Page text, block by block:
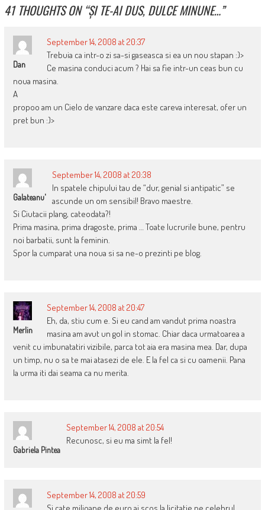
41 THOUGHTS ON “ȘI TE-AI DUS, DULCE MINUNE…”
Dan
September 14, 2008 at 20:37
Trebuia ca intr-o zi sa-si gaseasca si ea un nou stapan :)>
Ce masina conduci acum ? Hai sa fie intr-un ceas bun cu
noua masina.
A
propoo am un Cielo de vanzare daca este careva interesat, ofer un
pret bun :)>
Galateanu'
September 14, 2008 at 20:38
In spatele chipului tau de “dur, genial si antipatic” se
ascunde un om sensibil! Bravo maestre.
Si Ciutacii plang, cateodata?!
Prima masina, prima dragoste, prima … Toate lucrurile bune, pentru
noi barbatii, sunt la feminin.
Spor la cumparat una noua si sa ne-o prezinti pe blog.
Merlin
September 14, 2008 at 20:47
Eh, da, stiu cum e. Si eu cand am vandut prima noastra
masina am avut un gol in stomac. Chiar daca urmatoarea a
venit cu imbunatatiri vizibile, parca tot aia era masina mea. Dar, dupa
un timp, nu o sa te mai atasezi de ele. E la fel ca si cu oamenii. Pana
la urma iti dai seama ca nu merita.
Gabriela Pintea
September 14, 2008 at 20:54
Recunosc, si eu ma simt la fel!
September 14, 2008 at 20:59
Si cate milioane de euro ai scos la licitatie pe celebrul